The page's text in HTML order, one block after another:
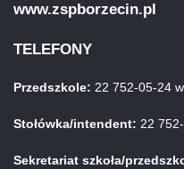
www.zspborzecin.pl
TELEFONY
Przedszkole: 22 752-05-24
Stołówka/intendent: 22
Sekretariat szkoła/